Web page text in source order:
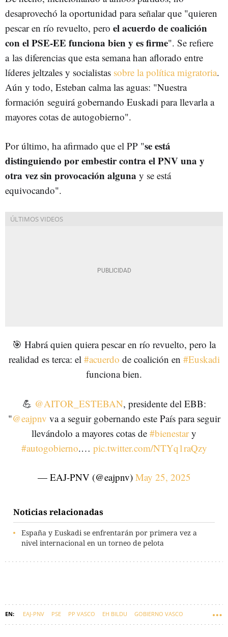
desaprovechó la oportunidad para señalar que "quieren
pescar en río revuelto, pero el acuerdo de coalición
con el PSE-EE funciona bien y es firme". Se refiere
a las diferencias que esta semana han aflorado entre
líderes jeltzales y socialistas sobre la política migratoria.
Aún y todo, Esteban calma las aguas: "Nuestra
formación seguirá gobernando Euskadi para llevarla a
mayores cotas de autogobierno".
Por último, ha afirmado que el PP "se está
distinguiendo por embestir contra el PNV una y
otra vez sin provocación alguna y se está
equivocando".
🎯 Habrá quien quiera pescar en río revuelto, pero la
realidad es terca: el #acuerdo de coalición en #Euskadi
funciona bien.
💪 @AITOR_ESTEBAN, presidente del EBB:
"@eajpnv va a seguir gobernando este País para seguir
llevándolo a mayores cotas de #bienestary
#autogobierno.… pic.twitter.com/NTYq1raQzy
— EAJ-PNV (@eajpnv) May 25, 2025
Noticias relacionadas
España y Euskadi se enfrentarán por primera vez a
nivel internacional en un torneo de pelota
EAJ-PNV PSE PP VASCO EH BILDU GOBIERNO VASCO